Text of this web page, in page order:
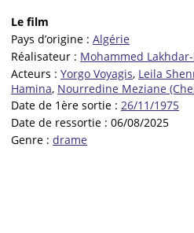
Le film
Pays d’origine : Algérie
Réalisateur : Mohammed
Acteurs : Yorgo Voyagis, Leila
Hamina, Nourredine Meziane
Date de 1ère sortie : 26/11/1975
Date de ressortie : 06/08/2025
Genre : drame